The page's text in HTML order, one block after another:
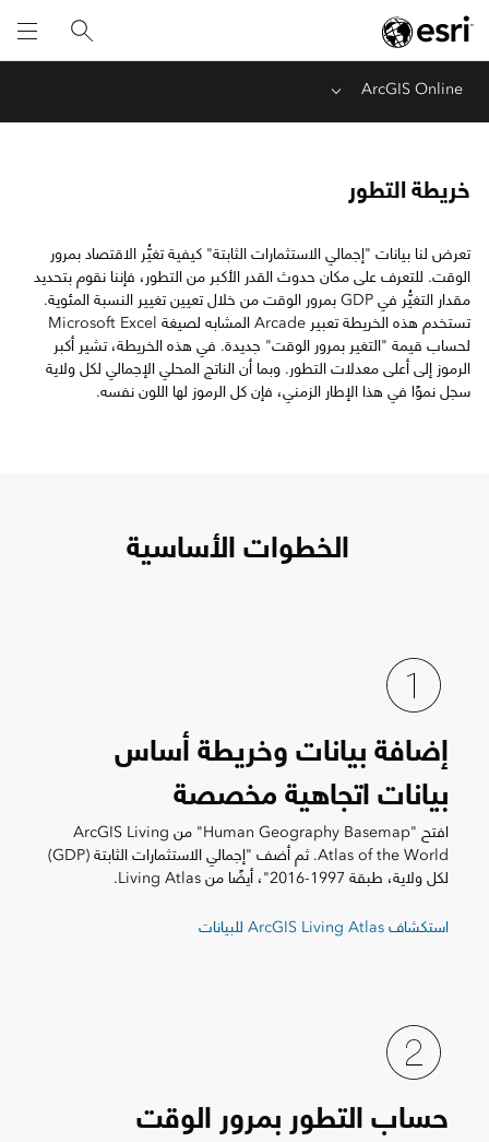
ArcGIS Online
Menu
خريطة التطور
تعرض لنا بيانات "إجمالي الاستثمارات الثابتة" كيفية تغيُّر الاقتصاد بمرور
الوقت. للتعرف على مكان حدوث القدر الأكبر من التطور، فإننا نقوم بتحديد
مقدار التغيُّر في GDP بمرور الوقت من خلال تعيين تغيير النسبة المئوية.
تستخدم هذه الخريطة تعبير Arcade المشابه لصيغة Microsoft Excel
لحساب قيمة "التغير بمرور الوقت" جديدة. في هذه الخريطة، تشير أكبر
الرموز إلى أعلى معدلات التطور. وبما أن الناتج المحلي الإجمالي لكل ولاية
سجل نموًا في هذا الإطار الزمني، فإن كل الرموز لها اللون نفسه.
الخطوات الأساسية
إضافة بيانات وخريطة أساس
بيانات اتجاهية مخصصة
افتح "Human Geography Basemap" من ArcGIS Living
Atlas of the World. ثم أضف "إجمالي الاستثمارات الثابتة (GDP)
لكل ولاية، طبقة 1997-2016"، أيضًا من Living Atlas.
استكشاف ArcGIS Living Atlas للبيانات
حساب التطور بمرور الوقت